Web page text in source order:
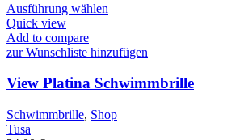
Ausführung wählen
mehrere
auf.
Optionen
können
Quick view
Add to compare
zur Wunschliste hinzufügen
View Platina Schwimmbrille
Schwimmbrille, Shop
Tusa